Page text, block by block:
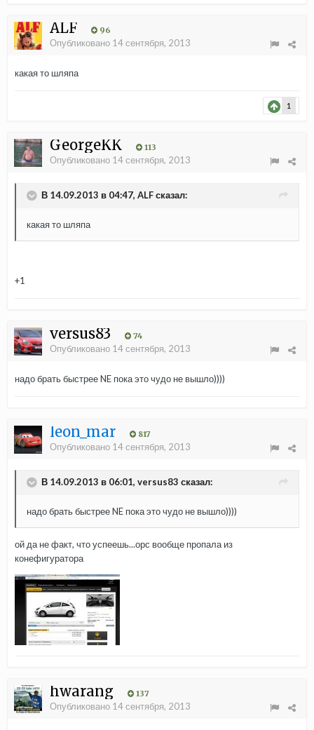
ALF 96
Опубликовано 14 сентября, 2013
какая то шляпа
1
GeorgeKK 113
Опубликовано 14 сентября, 2013
В 14.09.2013 в 04:47, ALF сказал:
какая то шляпа
+1
versus83 74
Опубликовано 14 сентября, 2013
надо брать быстрее NE пока это чудо не вышло))))
leon_mar 817
Опубликовано 14 сентября, 2013
В 14.09.2013 в 06:01, versus83 сказал:
надо брать быстрее NE пока это чудо не вышло))))
ой да не факт, что успеешь...орс вообще пропала из
конефигуратора
hwarang 137
Опубликовано 14 сентября, 2013